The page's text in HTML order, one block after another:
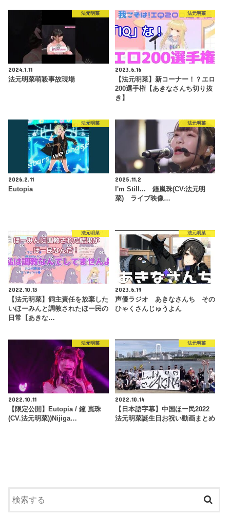
法元明菜
2024.1.11
法元明菜萌殺事故現場
法元明菜
2023.6.16
【法元明菜】新コーナー！？エロ
200選手権【あきなさんち切り抜
き】
法元明菜
2026.2.11
Eutopia
法元明菜
2025.11.2
I'm Still... 鐘嵐珠(CV:法元明
菜) ライブ映像…
法元明菜
2022.10.13
【法元明菜】飼主責任を放棄した
いほーみんと調教されたほー民の
日常【あきな…
法元明菜
2023.6.19
声優ラジオ あきなさんち その
ひゃくさんじゅうよん
法元明菜
2022.10.11
【限定公開】Eutopia / 鐘 嵐珠
(CV.法元明菜))Nijiga…
法元明菜
2022.10.14
【日本語字幕】中国ほー民2022
法元明菜誕生日お祝い動画まとめ